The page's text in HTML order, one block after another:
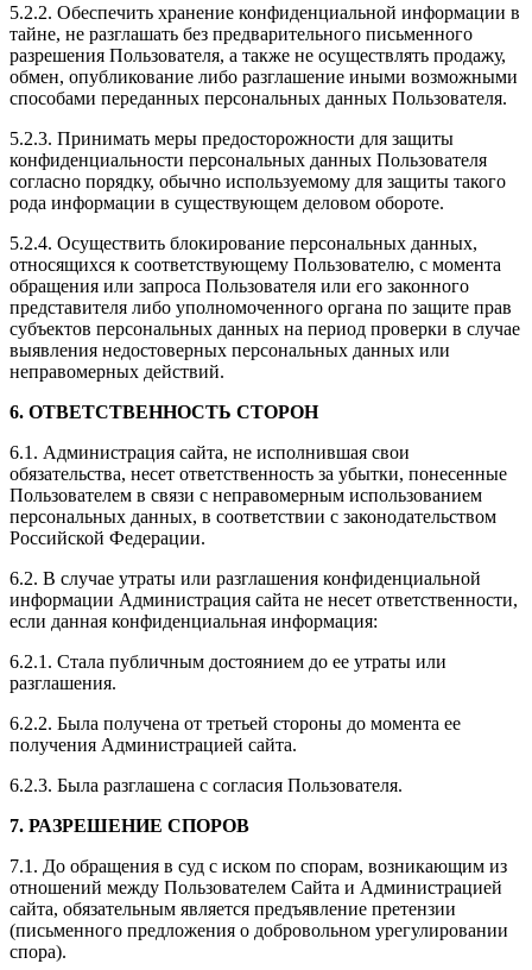
5.2.2. Обеспечить хранение конфиденциальной информации в
тайне, не разглашать без предварительного письменного
разрешения Пользователя, а также не осуществлять продажу,
обмен, опубликование либо разглашение иными возможными
способами переданных персональных данных Пользователя.
5.2.3. Принимать меры предосторожности для защиты
конфиденциальности персональных данных Пользователя
согласно порядку, обычно используемому для защиты такого
рода информации в существующем деловом обороте.
5.2.4. Осуществить блокирование персональных данных,
относящихся к соответствующему Пользователю, с момента
обращения или запроса Пользователя или его законного
представителя либо уполномоченного органа по защите прав
субъектов персональных данных на период проверки в случае
выявления недостоверных персональных данных или
неправомерных действий.
6. ОТВЕТСТВЕННОСТЬ СТОРОН
6.1. Администрация сайта, не исполнившая свои
обязательства, несет ответственность за убытки, понесенные
Пользователем в связи с неправомерным использованием
персональных данных, в соответствии с законодательством
Российской Федерации.
6.2. В случае утраты или разглашения конфиденциальной
информации Администрация сайта не несет ответственности,
если данная конфиденциальная информация:
6.2.1. Стала публичным достоянием до ее утраты или
разглашения.
6.2.2. Была получена от третьей стороны до момента ее
получения Администрацией сайта.
6.2.3. Была разглашена с согласия Пользователя.
7. РАЗРЕШЕНИЕ СПОРОВ
7.1. До обращения в суд с иском по спорам, возникающим из
отношений между Пользователем Сайта и Администрацией
сайта, обязательным является предъявление претензии
(письменного предложения о добровольном урегулировании
спора).